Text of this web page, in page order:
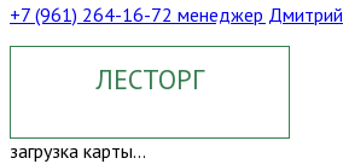
+7 (961) 264-16-72 менеджер Дмитрий
ЛЕСТОРГ
загрузка карты...